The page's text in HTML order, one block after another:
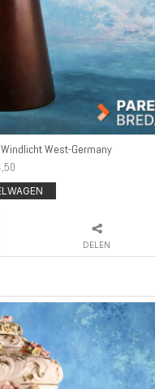
West-Germany
DELEN